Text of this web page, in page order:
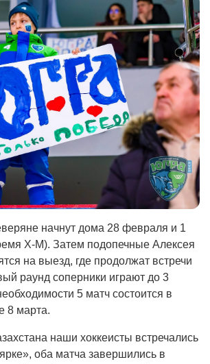
начнут дома 28 февраля и 1
Х-М). Затем подопечные Алексея
на выезд, где продолжат встречи
раунд соперники играют до 3
5 матч состоится в
8 марта.
наши хоккеисты встречались
оба матча завершились в